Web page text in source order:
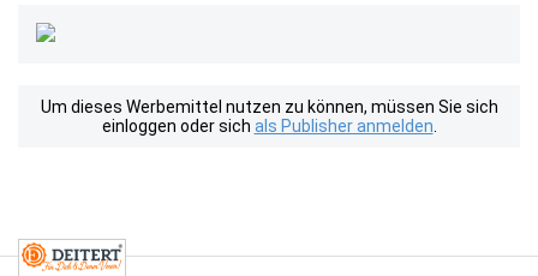
Um dieses Werbemittel nutzen zu können, müssen Sie sich
einloggen oder sich als Publisher anmelden